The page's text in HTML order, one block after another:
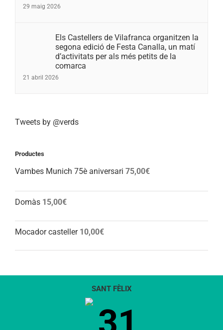
29 maig 2026
Els Castellers de Vilafranca organitzen la
segona edició de Festa Canalla, un matí
d’activitats per als més petits de la
comarca
21 abril 2026
Tweets by @verds
Productes
Vambes Munich 75è aniversari 75,00€
Domàs 15,00€
Mocador casteller 10,00€
SANT FÈLIX